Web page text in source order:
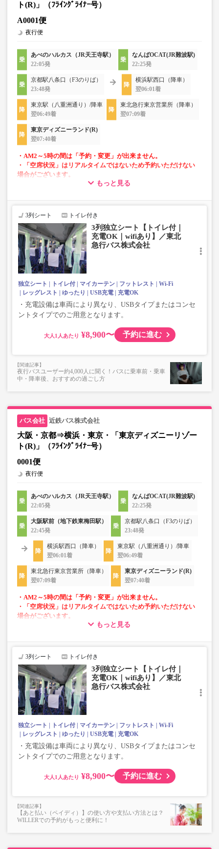
ト(R)」（ﾌﾗｲﾝｸﾞﾗｲﾅｰ号）
A0001便
夜行便
あべのハルカス（JR天王寺駅）
22:05発
なんばOCAT(JR難波駅)
22:25発
京都駅八条口（F3のりば）
23:48発
横浜駅西口（降車）
翌06:01着
東京駅（八重洲通り）/降車
翌06:49着
東北急行東京営業所（降車）
翌07:09着
東京ディズニーランド(R)
翌07:40着
・AM2～5時の間は「予約・変更」が出来ません。
・「空席状況」はリアルタイムではないため予約いただけない
場合がございます。
・車両は予告なく変更となる場合がございます。これに伴い、
じめご了承ください。
す。
・ご予約の出発日・便の運行会社につきましては出発日間
際で決定しますので、カスタマーセンターまでお問い合わ
せをお願いいたします。
もっと見る
3列シート トイレ付き
3列独立シート【トイレ付｜
充電OK｜wifiあり】／東北
急行バス株式会社
独立シート トイレ付 マイカーテン フットレスト
Wi-Fi
レッグレスト
ゆったり USB充電 充電OK
・充電設備は車両により異なり、USBタイプまたはコンセ
ントタイプでのご用意となります。
大人 ¥8,900〜 予約に進む
夜行バスユーザー約4,000人に聞く！バスに乗車前・乗車
中・降車後、おすすめの過ごし方
近鉄バス株式会社
大阪・京都⇒横浜・東京・「東京ディズニーリゾー
ト(R)」（ﾌﾗｲﾝｸﾞﾗｲﾅｰ号）
0001便
夜行便
あべのハルカス（JR天王寺駅）
22:05発
なんばOCAT(JR難波駅)
22:25発
大阪駅前（地下鉄東梅田駅）
22:45発
京都駅八条口（F3のりば）
23:48発
横浜駅西口（降車）
翌06:01着
東京駅（八重洲通り）/降車
翌06:49着
東北急行東京営業所（降車）
翌07:09着
東京ディズニーランド(R)
翌07:40着
・AM2～5時の間は「予約・変更」が出来ません。
・「空席状況」はリアルタイムではないため予約いただけない
場合がございます。
・車両は予告なく変更となる場合がございます。これに伴い、
じめご了承ください。
もっと見る
3列シート トイレ付き
3列独立シート【トイレ付｜
充電OK｜wifiあり】／東北
急行バス株式会社
独立シート トイレ付 マイカーテン フットレスト
Wi-Fi
レッグレスト
ゆったり USB充電 充電OK
・充電設備は車両により異なり、USBタイプまたはコンセ
ントタイプでのご用意となります。
大人 ¥8,900〜 予約に進む
【あと払い（ペイディ）】の使い方や支払い方法とは？
WILLERでの予約がもっと便利に！